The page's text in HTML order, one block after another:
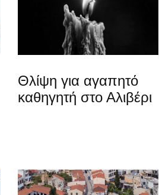
Θλίψη για αγαπητό
καθηγητή στο Αλιβέρι